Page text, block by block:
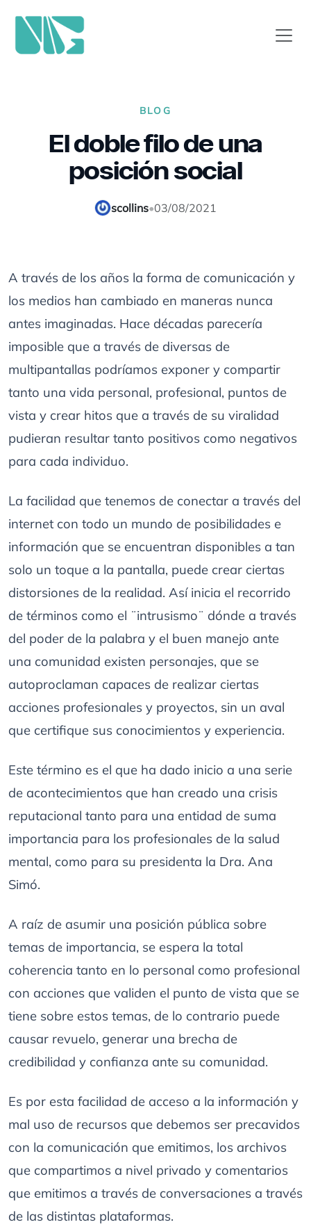
BLOG
El doble filo de una
posición social
scollins•03/08/2021
A través de los años la forma de comunicación y
los medios han cambiado en maneras nunca
antes imaginadas. Hace décadas parecería
imposible que a través de diversas de
multipantallas podríamos exponer y compartir
tanto una vida personal, profesional, puntos de
vista y crear hitos que a través de su viralidad
pudieran resultar tanto positivos como negativos
para cada individuo.
La facilidad que tenemos de conectar a través del
internet con todo un mundo de posibilidades e
información que se encuentran disponibles a tan
solo un toque a la pantalla, puede crear ciertas
distorsiones de la realidad. Así inicia el recorrido
de términos como el ¨intrusismo¨ dónde a través
del poder de la palabra y el buen manejo ante
una comunidad existen personajes, que se
autoproclaman capaces de realizar ciertas
acciones profesionales y proyectos, sin un aval
que certifique sus conocimientos y experiencia.
Este término es el que ha dado inicio a una serie
de acontecimientos que han creado una crisis
reputacional tanto para una entidad de suma
importancia para los profesionales de la salud
mental, como para su presidenta la Dra. Ana
Simó.
A raíz de asumir una posición pública sobre
temas de importancia, se espera la total
coherencia tanto en lo personal como profesional
con acciones que validen el punto de vista que se
tiene sobre estos temas, de lo contrario puede
causar revuelo, generar una brecha de
credibilidad y confianza ante su comunidad.
Es por esta facilidad de acceso a la información y
mal uso de recursos que debemos ser precavidos
con la comunicación que emitimos, los archivos
que compartimos a nivel privado y comentarios
que emitimos a través de conversaciones a través
de las distintas plataformas.